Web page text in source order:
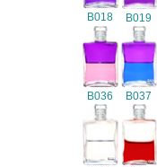
B018 B019
B036 B037